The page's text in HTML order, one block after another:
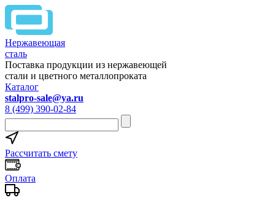
Нержавеющая
сталь
Поставка продукции из нержавеющей
стали и цветного металлопроката
Каталог
stalpro-sale@ya.ru
8 (499) 390-02-84
Рассчитать смету
Оплата